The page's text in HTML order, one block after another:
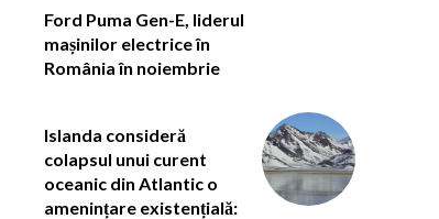
Ford Puma Gen-E, liderul
mașinilor electrice în
România în noiembrie
Islanda consideră
colapsul unui curent
oceanic din Atlantic o
amenințare existențială: